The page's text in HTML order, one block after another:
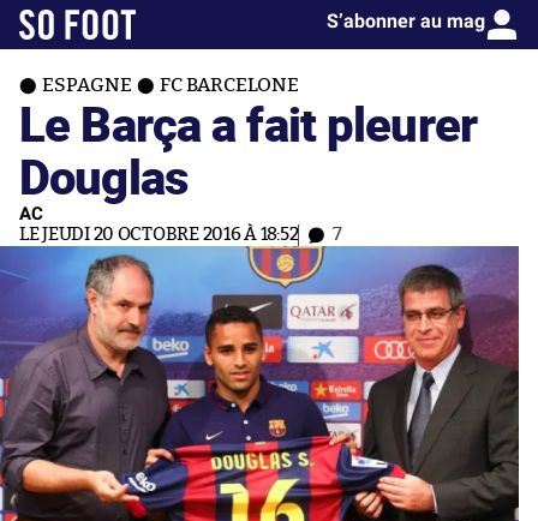
S’abonner au mag
ESPAGNE FC BARCELONE
Le Barça a fait pleurer
Douglas
AC
LE JEUDI 20 OCTOBRE 2016 À 18:52 7